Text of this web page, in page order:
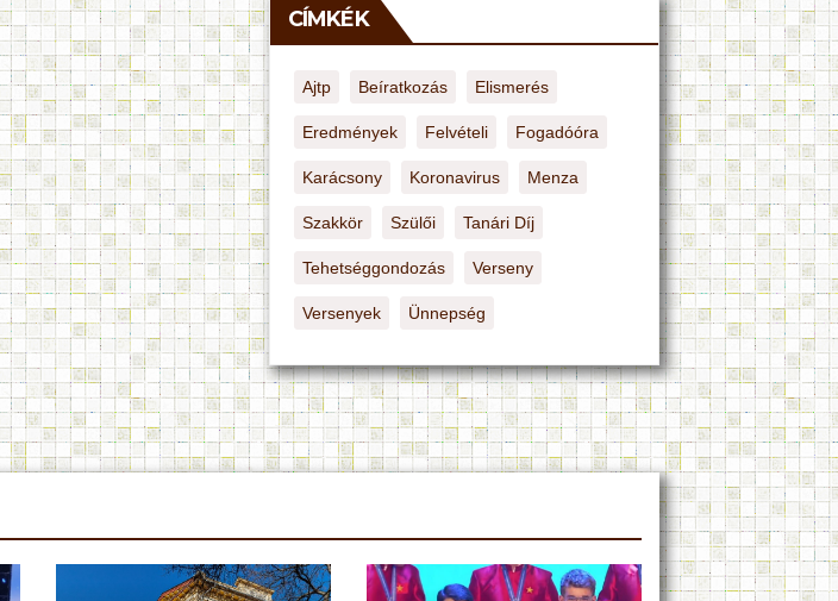
CÍMKÉK
Ajtp Beíratkozás Elismerés
Eredmények Felvételi Fogadóóra
Karácsony Koronavirus Menza
Szakkör Szülői Tanári Díj
Tehetséggondozás Verseny
Versenyek Ünnepség